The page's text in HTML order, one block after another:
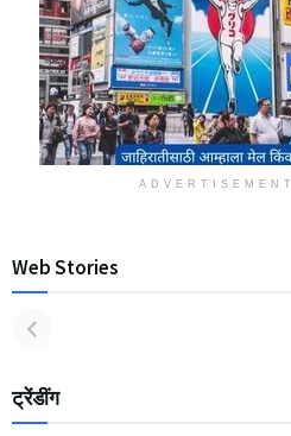
ADVERTISEMENT
Web Stories
ट्रेंडींग